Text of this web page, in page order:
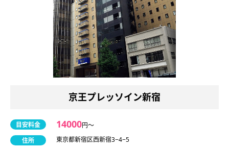
京王プレッソイン新宿
目安料金 14000円〜
住所
東京都新宿区西新宿3−4−5